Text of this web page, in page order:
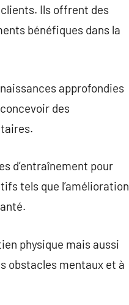
Ils offrent des
bénéfiques dans la
approfondies
des
d’entraînement pour
tels que l’amélioration
physique mais aussi
obstacles mentaux et à